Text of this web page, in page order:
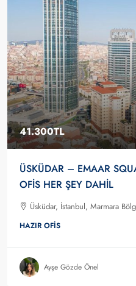
41.300TL
ÜSKÜDAR – EMAAR
OFİS HER ŞEY DAHİL
Üsküdar, İstanbul, Marmara
HAZIR OFIS
Ayşe Gözde Önel